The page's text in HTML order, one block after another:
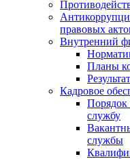
правовых
Внутренний
Планы
Кадровое
Порядок
службу
службы